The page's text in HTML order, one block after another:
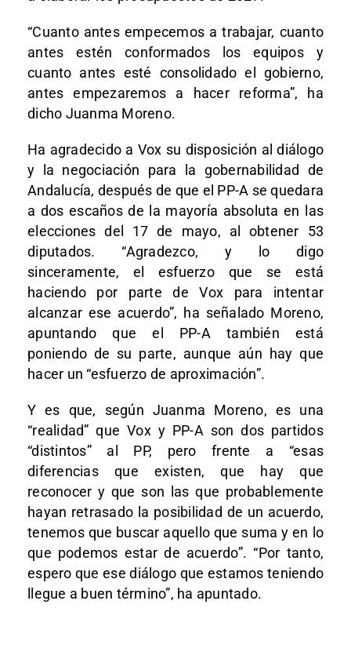
“Cuanto antes empecemos a trabajar, cuanto
antes estén conformados los equipos y
cuanto antes esté consolidado el gobierno,
antes empezaremos a hacer reforma”, ha
dicho Juanma Moreno.
Ha agradecido a Vox su disposición al diálogo
y la negociación para la gobernabilidad de
Andalucía, después de que el PP-A se quedara
a dos escaños de la mayoría absoluta en las
elecciones del 17 de mayo, al obtener 53
diputados. “Agradezco, y lo digo
sinceramente, el esfuerzo que se está
haciendo por parte de Vox para intentar
alcanzar ese acuerdo”, ha señalado Moreno,
apuntando que el PP-A también está
poniendo de su parte, aunque aún hay que
hacer un “esfuerzo de aproximación”.
Y es que, según Juanma Moreno, es una
“realidad” que Vox y PP-A son dos partidos
“distintos” al PP, pero frente a “esas
diferencias que existen, que hay que
reconocer y que son las que probablemente
hayan retrasado la posibilidad de un acuerdo,
tenemos que buscar aquello que suma y en lo
que podemos estar de acuerdo”. “Por tanto,
espero que ese diálogo que estamos teniendo
llegue a buen término”, ha apuntado.